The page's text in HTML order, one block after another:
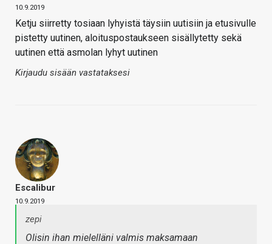
10.9.2019
Ketju siirretty tosiaan lyhyistä täysiin uutisiin ja etusivulle
pistetty uutinen, aloituspostaukseen sisällytetty sekä
uutinen että asmolan lyhyt uutinen
Kirjaudu sisään vastataksesi
Escalibur
10.9.2019
zepi
Olisin ihan mielelläni valmis maksamaan